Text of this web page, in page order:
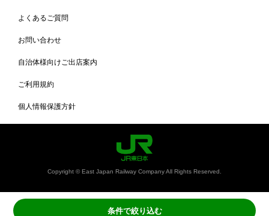
条件で絞り込む
よくあるご質問
お問い合わせ
自治体様向けご出店案内
ご利用規約
個人情報保護方針
Copyright © East Japan Railway Company All Rights Reserved.